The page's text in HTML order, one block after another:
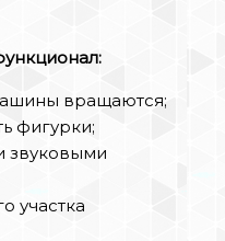
вращаются;
фигурки;
звуковыми
участка